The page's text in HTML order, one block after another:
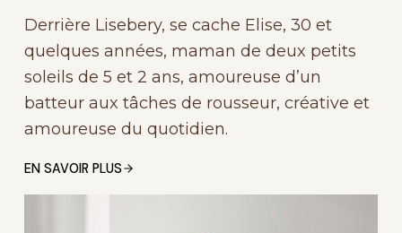
Derrière Lisebery, se cache Elise, 30 et
quelques années, maman de deux petits
soleils de 5 et 2 ans, amoureuse d’un
batteur aux tâches de rousseur, créative et
amoureuse du quotidien.
EN SAVOIR PLUS